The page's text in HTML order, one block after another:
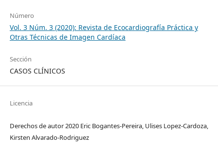
Número
Vol. 3 Núm. 3 (2020): Revista de Ecocardiografía Práctica y
Otras Técnicas de Imagen Cardíaca
Sección
CASOS CLÍNICOS
Licencia
Derechos de autor 2020 Eric Bogantes-Pereira, Ulises Lopez-Cardoza,
Kirsten Alvarado-Rodriguez